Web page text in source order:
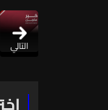
التالي